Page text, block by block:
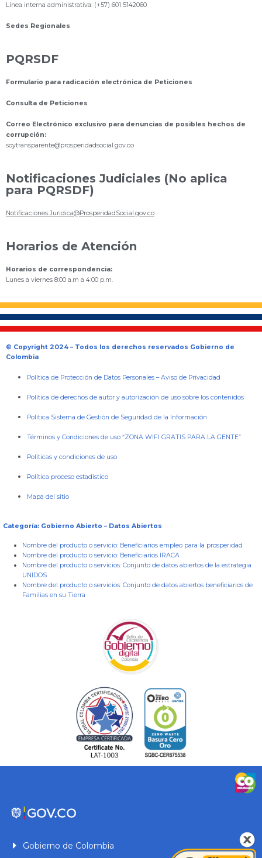
Línea interna administrativa: (+57) 601 5142060
Sedes Regionales
PQRSDF
Formulario para radicación electrónica de Peticiones
Consulta de Peticiones
Correo Electrónico exclusivo para denuncias de posibles hechos de
corrupción:
soytransparente@prosperidadsocial.gov.co
Notificaciones Judiciales (No aplica
para PQRSDF)
Notificaciones.Juridica@ProsperidadSocial.gov.co
Horarios de Atención
Horarios de correspondencia:
Lunes a viernes 8:00 a.m a 4:00 p.m.
© Copyright 2024 – Todos los derechos reservados Gobierno de
Colombia
Política de Protección de Datos Personales –Aviso de Privacidad
Política de derechos de autor y autorización de uso sobre los contenidos
Política Sistema de Gestión de Seguridad de la Información
Términos y Condiciones de uso “ZONA WIFI GRATIS PARA LA GENTE”
Políticas y condiciones de uso
Política proceso estadístico
Mapa del sitio
Categoría: Gobierno Abierto – Datos Abiertos
Nombre del producto o servicio: Beneficiarios empleo para la prosperidad
Nombre del producto o servicio: Beneficiarios IRACA
Nombre del producto o servicios: Conjunto de datos abiertos de la estrategia
UNIDOS
Nombre del producto o servicios: Conjunto de datos abiertos beneficiarios de
Familias en su Tierra
Gobierno de Colombia